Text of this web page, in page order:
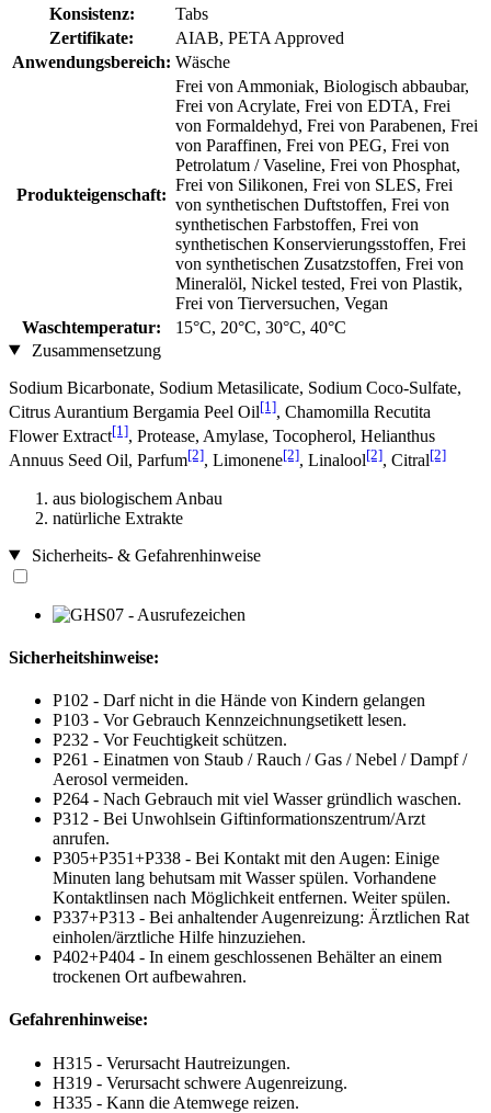
Konsistenz:
Tabs
Zertifikate:
AIAB, PETA Approved
Anwendungsbereich: Wäsche
Produkteigenschaft:
Frei von Ammoniak, Biologisch abbaubar,
Frei von Acrylate, Frei von EDTA, Frei
von Formaldehyd, Frei von Parabenen, Frei
von Paraffinen, Frei von PEG, Frei von
Petrolatum / Vaseline, Frei von Phosphat,
Frei von Silikonen, Frei von SLES, Frei
von synthetischen Duftstoffen, Frei von
synthetischen Farbstoffen, Frei von
synthetischen Konservierungsstoffen, Frei
von synthetischen Zusatzstoffen, Frei von
Mineralöl, Nickel tested, Frei von Plastik,
Frei von Tierversuchen, Vegan
Waschtemperatur:
15°C, 20°C, 30°C, 40°C
Zusammensetzung
Sodium Bicarbonate, Sodium Metasilicate, Sodium Coco-Sulfate,
Citrus Aurantium Bergamia Peel Oil[1], Chamomilla Recutita
Flower Extract[1], Protease, Amylase, Tocopherol, Helianthus
Annuus Seed Oil, Parfum[2], Limonene[2], Linalool[2], Citral[2]
aus biologischem Anbau
natürliche Extrakte
Sicherheits- & Gefahrenhinweise
Sicherheitshinweise:
P102 - Darf nicht in die Hände von Kindern gelangen
P103 - Vor Gebrauch Kennzeichnungsetikett lesen.
P232 - Vor Feuchtigkeit schützen.
P261 - Einatmen von Staub / Rauch / Gas / Nebel / Dampf /
Aerosol vermeiden.
P264 - Nach Gebrauch mit viel Wasser gründlich waschen.
P312 - Bei Unwohlsein Giftinformationszentrum/Arzt
anrufen.
P305+P351+P338 - Bei Kontakt mit den Augen: Einige
Minuten lang behutsam mit Wasser spülen. Vorhandene
Kontaktlinsen nach Möglichkeit entfernen. Weiter spülen.
P337+P313 - Bei anhaltender Augenreizung: Ärztlichen Rat
einholen/ärztliche Hilfe hinzuziehen.
P402+P404 - In einem geschlossenen Behälter an einem
trockenen Ort aufbewahren.
Gefahrenhinweise:
H315 - Verursacht Hautreizungen.
H319 - Verursacht schwere Augenreizung.
H335 - Kann die Atemwege reizen.